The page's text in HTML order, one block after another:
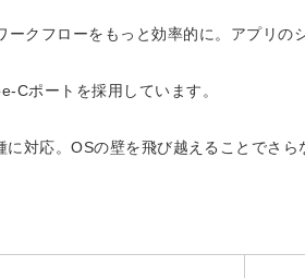
クフローをもっと効率的に。アプリの
Cポートを採用しています。
対応。OSの壁を飛び越えることでさ